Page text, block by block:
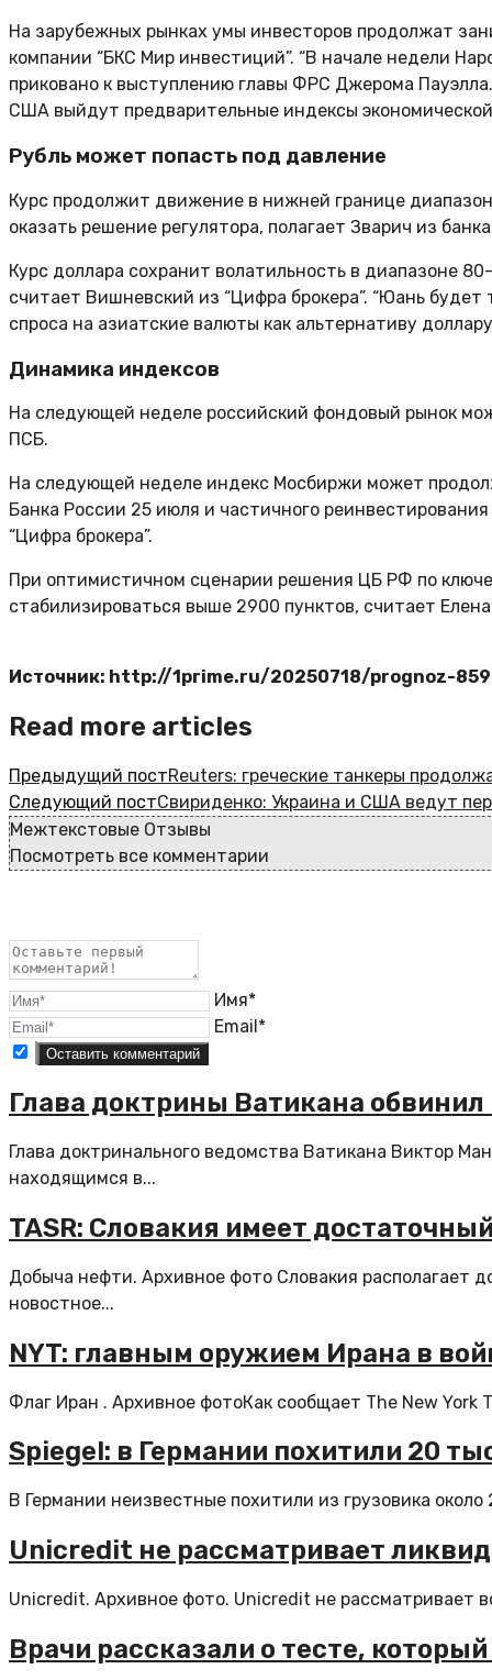
На зарубежных рынках умы инвесторов продолжат
компании “БКС Мир инвестиций”. “В начале недели
приковано к выступлению главы ФРС Джерома
США выйдут предварительные индексы экономической
Рубль может попасть под давление
Курс продолжит движение в нижней границе
оказать решение регулятора, полагает Зварич из
Курс доллара сохранит волатильность в диапазоне
считает Вишневский из “Цифра брокера”. “Юань
спроса на азиатские валюты как альтернативу
Динамика индексов
На следующей неделе российский фондовый рынок
ПСБ.
На следующей неделе индекс Мосбиржи может
Банка России 25 июля и частичного
“Цифра брокера”.
При оптимистичном сценарии решения ЦБ РФ по
стабилизироваться выше 2900 пунктов, считает
Источник: http://1prime.ru/20250718/prognoz-
Read more articles
Предыдущий постReuters: греческие танкеры
Следующий постСвириденко: Украина и США ведут
Межтекстовые Отзывы
Посмотреть все комментарии
Имя*
Email*
Глава доктрины Ватикана
Глава доктринального ведомства Ватикана Виктор
находящимся в...
TASR: Словакия имеет
Добыча нефти. Архивное фото Словакия располагает
новостное...
NYT: главным оружием Ирана в
Флаг Иран . Архивное фотоКак сообщает The New
Spiegel: в Германии похитили 20
В Германии неизвестные похитили из грузовика
Unicredit не рассматривает
Unicredit. Архивное фото. Unicredit не рассматривает
Врачи рассказали о тесте,